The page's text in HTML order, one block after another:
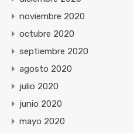
noviembre 2020
octubre 2020
septiembre 2020
agosto 2020
julio 2020
junio 2020
mayo 2020